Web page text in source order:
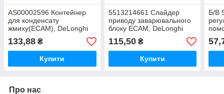
AS00002596 Контейнер
для конденсату
жмиху(ECAM), DeLonghi
133,88 ₴
Купити
5513214661 Слайдер
приводу заварювального
блоку ECAM, DeLonghi
115,50₴
Купити
Б/В
Про нас